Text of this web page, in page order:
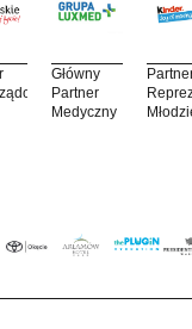
Główny
Partner
Medyczny